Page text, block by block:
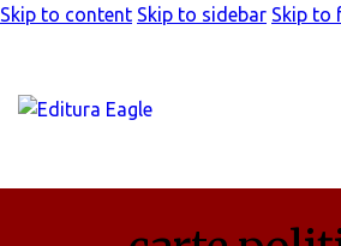
Skip to content Skip to sidebar Skip to